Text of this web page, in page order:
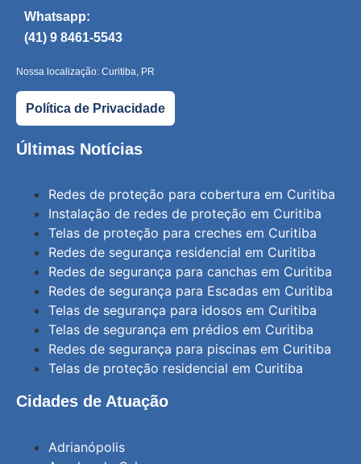
Whatsapp:
(41) 9 8461-5543
Nossa localização: Curitiba, PR
Política de Privacidade
Últimas Notícias
Redes de proteção para cobertura em Curitiba
Instalação de redes de proteção em Curitiba
Telas de proteção para creches em Curitiba
Redes de segurança residencial em Curitiba
Redes de segurança para canchas em Curitiba
Redes de segurança para Escadas em Curitiba
Telas de segurança para idosos em Curitiba
Telas de segurança em prédios em Curitiba
Redes de segurança para piscinas em Curitiba
Telas de proteção residencial em Curitiba
Cidades de Atuação
Adrianópolis